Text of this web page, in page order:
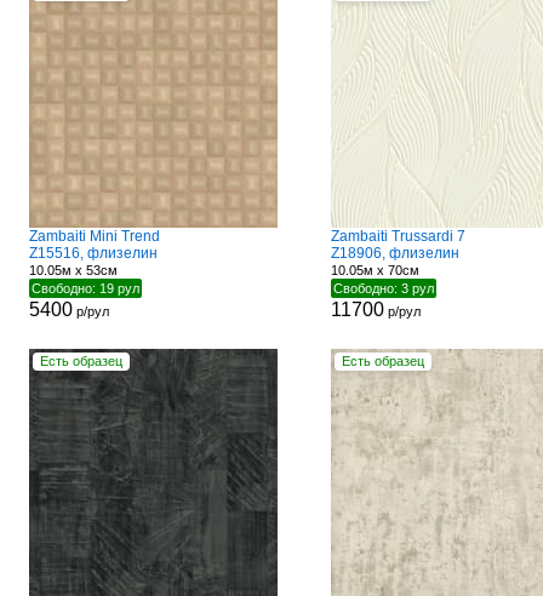
Zambaiti Mini Trend
Z15516, флизелин
10.05м x 53см
Свободно: 19 рул
5400р/рул
Zambaiti Trussardi 7
Z18906, флизелин
10.05м x 70см
Свободно: 3 рул
11700р/рул
Есть образец Есть образец